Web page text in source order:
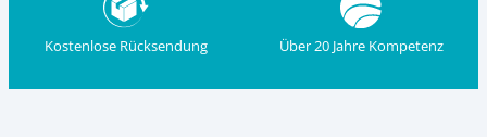
Kostenlose Rücksendung Über 20 Jahre Kompetenz